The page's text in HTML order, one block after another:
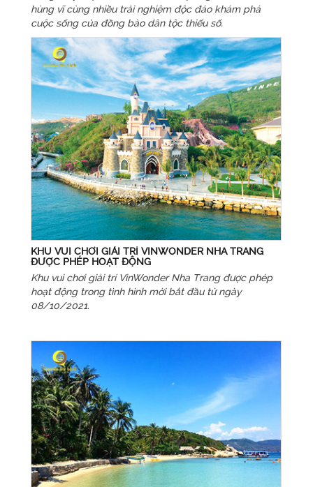
hùng vĩ cùng nhiều trải nghiệm độc đáo khám phá
cuộc sống của đồng bào dân tộc thiểu số.
KHU VUI CHƠI GIẢI TRÍ VINWONDER NHA TRANG
ĐƯỢC PHÉP HOẠT ĐỘNG
Khu vui chơi giải trí VinWonder Nha Trang được phép
hoạt động trong tình hình mới bắt đầu từ ngày
08/10/2021.